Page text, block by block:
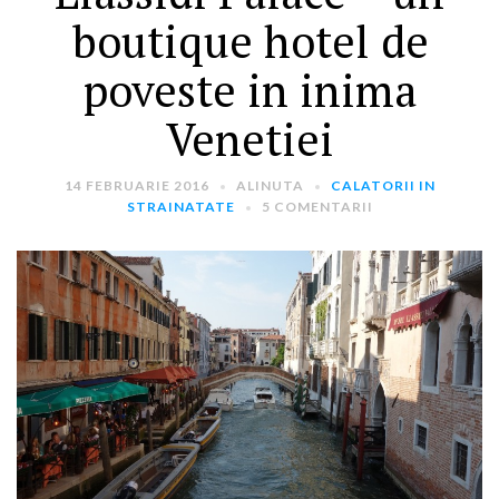
boutique hotel de
poveste in inima
Venetiei
14 FEBRUARIE 2016 ALINUTA
CALATORII IN
STRAINATATE
5 COMENTARII
implineste azi 10 ani!
25 NOIEMBRIE 2024
„Let’s Talk About
Menopause” – dincolo de a
fi un subiect tabu
2 APRILIE 2024
Un weekend in La Spezia si
Cinque Terre